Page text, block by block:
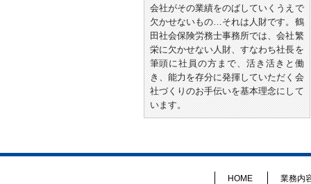
会社がその業績をのばしていくうえで
欠かせないもの…それは人財です。鶴
田社会保険労務士事務所では、会社繁
栄に欠かせない人財、すなわち社長を
筆頭に社員の方まで、活き活きと働
き、能力を存分に発揮していただく会
社づくりのお手伝いを基本理念にして
います。
HOME 業務内